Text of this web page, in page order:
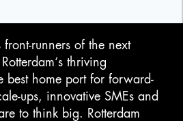
front-runners of the next
thriving
best home port for forward-
ups, innovative SMEs and
to think big. Rotterdam